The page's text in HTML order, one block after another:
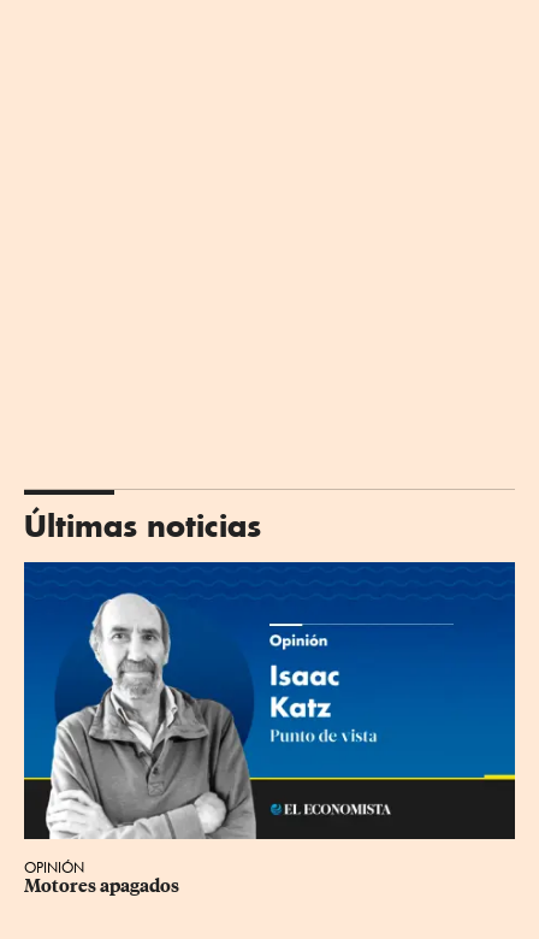
Últimas noticias
OPINIÓN
Motores apagados